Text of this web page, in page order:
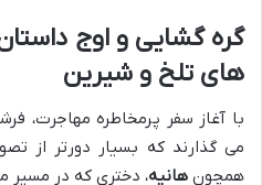
گره گشایی و اوج
های تلخ و شیرین
با آغاز سفر پرمخاطره مهاجرت،
می گذارند که بسیار دورتر از
همچون هانیه، دختری که در مسیر